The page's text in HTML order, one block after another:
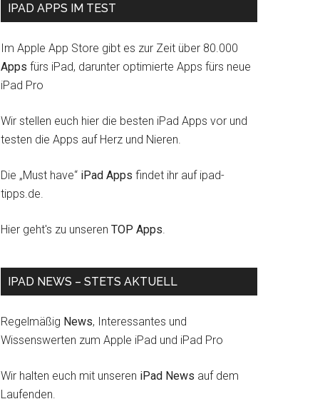
IPAD APPS IM TEST
Im Apple App Store gibt es zur Zeit über 80.000
Apps fürs iPad, darunter optimierte Apps fürs neue
iPad Pro
Wir stellen euch hier die besten iPad Apps vor und
testen die Apps auf Herz und Nieren.
Die „Must have“ iPad Apps findet ihr auf ipad-
tipps.de.
Hier geht's zu unseren TOP Apps.
IPAD NEWS – STETS AKTUELL
Regelmäßig News, Interessantes und
Wissenswerten zum Apple iPad und iPad Pro
Wir halten euch mit unseren iPad News auf dem
Laufenden.